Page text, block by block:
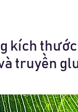
kích
truyền